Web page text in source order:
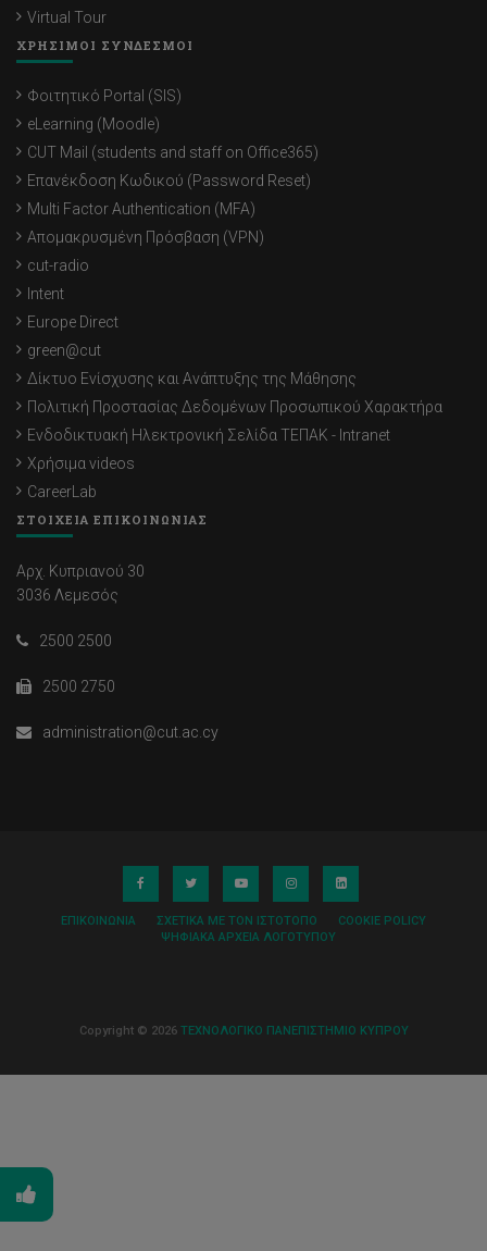
Virtual Tour
ΧΡΗΣΙΜΟΙ ΣΥΝΔΕΣΜΟΙ
Φοιτητικό Portal (SIS)
eLearning (Moodle)
CUT Mail (students and staff on Office365)
Επανέκδοση Κωδικού (Password Reset)
Multi Factor Authentication (MFA)
Απομακρυσμένη Πρόσβαση (VPN)
cut-radio
Intent
Europe Direct
green@cut
Δίκτυο Ενίσχυσης και Ανάπτυξης της Μάθησης
Πολιτική Προστασίας Δεδομένων Προσωπικού Χαρακτήρα
Ενδοδικτυακή Ηλεκτρονική Σελίδα ΤΕΠΑΚ - Intranet
Χρήσιμα videos
CareerLab
ΣΤΟΙΧΕΙΑ ΕΠΙΚΟΙΝΩΝΙΑΣ
Αρχ. Κυπριανού 30
3036 Λεμεσός
2500 2500
2500 2750
administration@cut.ac.cy
ΕΠΙΚΟΙΝΩΝΊΑ ΣΧΕΤΙΚΆ ΜΕ ΤΟΝ ΙΣΤΌΤΟΠΟ
COOKIE POLICY
ΨΗΦΙΑΚΆ ΑΡΧΕΊΑ ΛΟΓΌΤΥΠΟΥ
Copyright © 2026 ΤΕΧΝΟΛΟΓΙΚΟ ΠΑΝΕΠΙΣΤΗΜΙΟ ΚΥΠΡΟΥ